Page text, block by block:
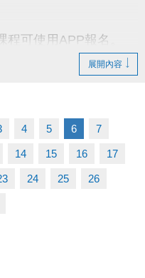
可使用APP報名。
；懸吊、空瑜需年滿
開課前通知，並請持
中心辦理退費。
展開內容
4 5 6 7
14 15 16 17
24 25 26